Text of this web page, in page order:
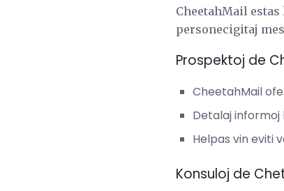
CheetahMail
personecigitaj
Prospektoj de
CheetahMail
Detalaj informoj
Helpas vin eviti
Konsuloj de